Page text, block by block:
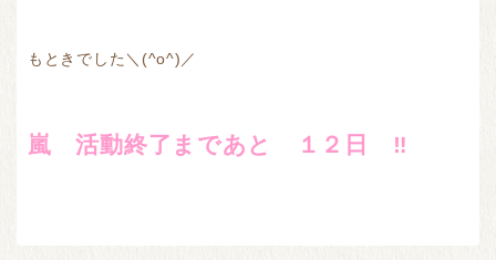
もときでした＼(^o^)／
嵐 活動終了まであと １２ 日 ‼